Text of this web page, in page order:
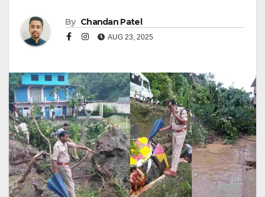
By Chandan Patel
AUG 23, 2025